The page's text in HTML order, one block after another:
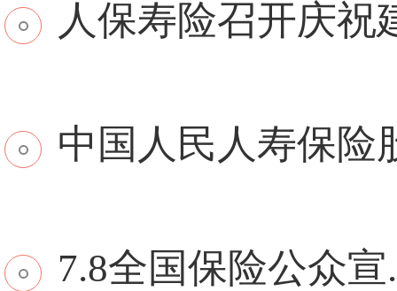
人保寿险召开庆祝
中国人民人寿保险
7.8全国保险公众宣